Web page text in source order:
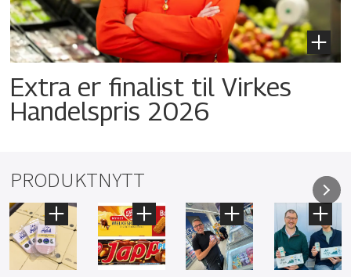
Extra er finalist til Virkes
Handelspris 2026
PRODUKTNYTT